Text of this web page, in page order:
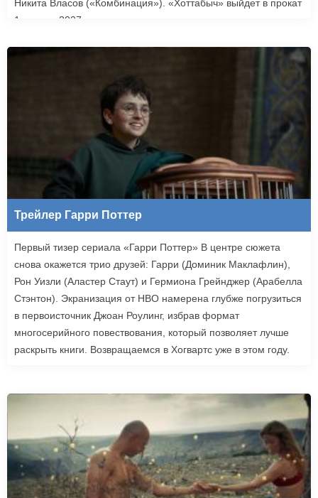
Никита Власов («Комбинация»). «Хоттабыч» выйдет в прокат
1 января 2027 года.
Трейлер Гарри Поттер
Первый тизер сериала «Гарри Поттер» В центре сюжета
снова окажется трио друзей: Гарри (Доминик Маклафлин),
Рон Уизли (Аластер Стаут) и Гермиона Грейнджер (Арабелла
Стэнтон). Экранизация от HBO намерена глубже погрузиться
в первоисточник Джоан Роулинг, избрав формат
многосерийного повествования, который позволяет лучше
раскрыть книги. Возвращаемся в Хогвартс уже в этом году.